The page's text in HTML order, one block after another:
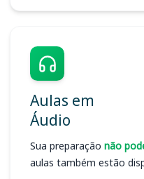
Aulas em
Áudio
Sua preparação não
aulas também estão